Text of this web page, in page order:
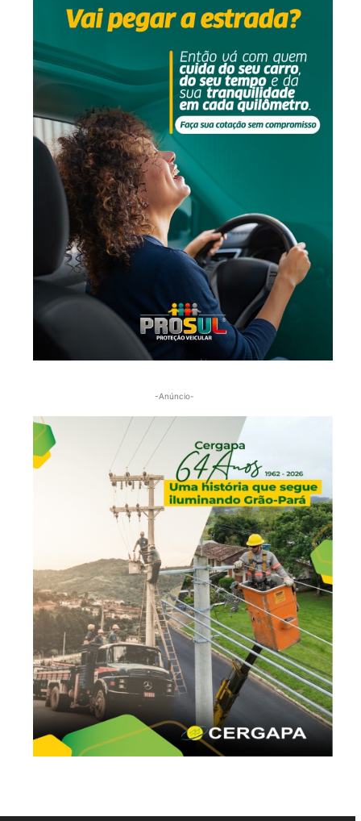
-Anúncio-